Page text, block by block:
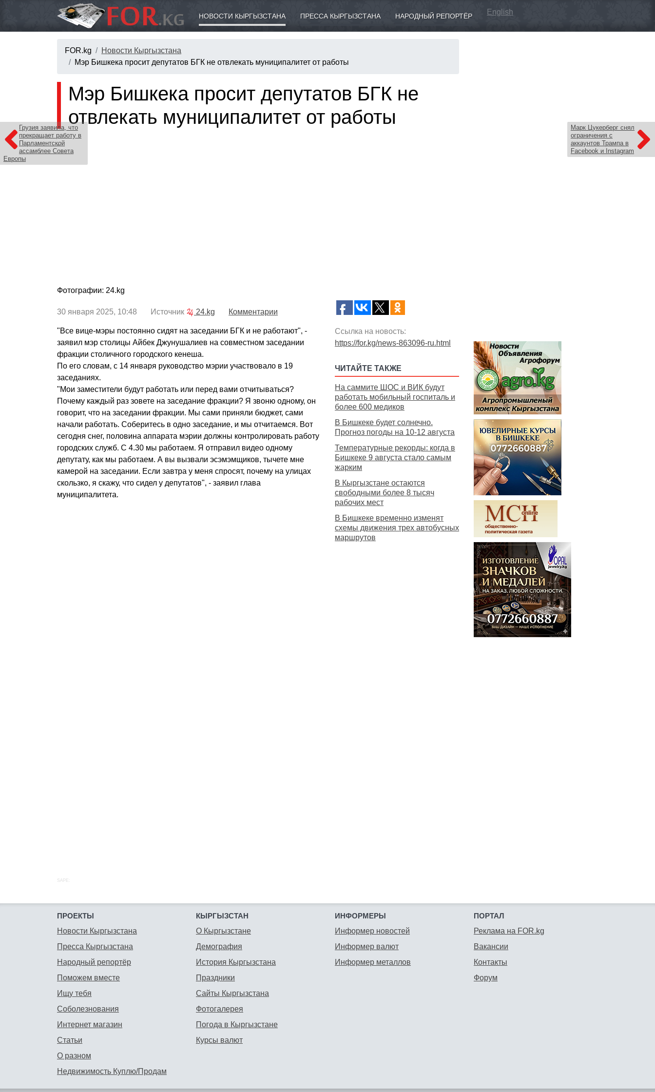
НОВОСТИ КЫРГЫЗСТАНА ПРЕССА КЫРГЫЗСТАНА НАРОДНЫЙ РЕПОРТЁР English
FOR.kg
Новости Кыргызстана
Мэр Бишкека просит депутатов БГК не отвлекать муниципалитет от работы
Грузия заявила, что
прекращает работу в
Парламентской
ассамблее Совета
Европы
Марк Цукерберг снял
ограничения с
аккаунтов Трампа в
Facebook и Instagram
Мэр Бишкека просит депутатов БГК не
отвлекать муниципалитет от работы
Фотографии: 24.kg
30 января 2025, 10:48 Источник 24.kg Комментарии
"Все вице-мэры постоянно сидят на заседании БГК и не работают", -
заявил мэр столицы Айбек Джунушалиев на совместном заседании
фракции столичного городского кенеша.
По его словам, с 14 января руководство мэрии участвовало в 19
заседаниях.
"Мои заместители будут работать или перед вами отчитываться?
Почему каждый раз зовете на заседание фракции? Я звоню одному, он
говорит, что на заседании фракции. Мы сами приняли бюджет, сами
начали работать. Соберитесь в одно заседание, и мы отчитаемся. Вот
сегодня снег, половина аппарата мэрии должны контролировать работу
городских служб. С 4.30 мы работаем. Я отправил видео одному
депутату, как мы работаем. А вы вызвали эсэмэмщиков, тычете мне
камерой на заседании. Если завтра у меня спросят, почему на улицах
скользко, я скажу, что сидел у депутатов", - заявил глава
муниципалитета.
Ссылка на новость:
https://for.kg/news-863096-ru.html
ЧИТАЙТЕ ТАКЖЕ
На саммите ШОС и ВИК будут
работать мобильный госпиталь и
более 600 медиков
В Бишкеке будет солнечно.
Прогноз погоды на 10-12 августа
Температурные рекорды: когда в
Бишкеке 9 августа стало самым
жарким
В Кыргызстане остаются
свободными более 8 тысяч
рабочих мест
В Бишкеке временно изменят
схемы движения трех автобусных
маршрутов
SAPE:
ПРОЕКТЫ
Новости Кыргызстана
Пресса Кыргызстана
Народный репортёр
Поможем вместе
Ищу тебя
Соболезнования
Интернет магазин
Статьи
О разном
Недвижимость Куплю/Продам
КЫРГЫЗСТАН
О Кыргызстане
Демография
История Кыргызстана
Праздники
Сайты Кыргызстана
Фотогалерея
Погода в Кыргызстане
Курсы валют
ИНФОРМЕРЫ
Информер новостей
Информер валют
Информер металлов
ПОРТАЛ
Реклама на FOR.kg
Вакансии
Контакты
Форум